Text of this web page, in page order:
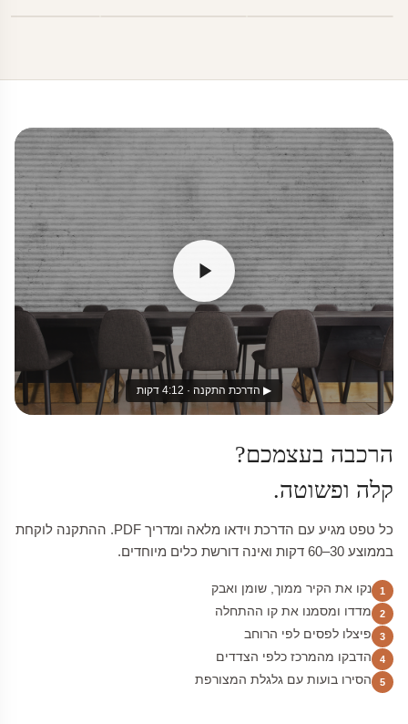
▶ הדרכת התקנה · 4:12 דקות
הרכבה בעצמכם?
קלה ופשוטה.
כל טפט מגיע עם הדרכת וידאו מלאה ומדריך PDF. ההתקנה לוקחת
בממוצע 30–60 דקות ואינה דורשת כלים מיוחדים.
1 נקו את הקיר ממוך, שומן ואבק
2 מדדו ומסמנו את קו ההתחלה
3 פיצלו לפסים לפי הרוחב
4 הדבקו מהמרכז כלפי הצדדים
5 הסירו בועות עם גלגלת המצורפת